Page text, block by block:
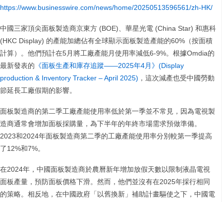
https://www.businesswire.com/news/home/20250513596561/zh-HK/
中國三家頂尖面板製造商京東方 (BOE)、華星光電 (China Star) 和惠科
(HKC Display) 的產能加總佔有全球顯示面板製造產能的60%（按面積
計算）。他們預計在5月將工廠產能月使用率減低6-9%。根據Omdia的
最新發表的 《面板生產和庫存追蹤——2025年4月》(Display
production & Inventory Tracker – April 2025) ，這次減產也受中國勞動
節延長工廠假期的影響。
面板製造商的第二季工廠產能使用率低於第一季並不常見，因為電視製
造商通常會增加面板採購量，為下半年的年終市場需求預做準備。
2023和2024年面板製造商第二季的工廠產能使用率分別較第一季提高
了12%和7%。
在2024年，中國面板製造商於農曆新年增加放假天數以限制液晶電視
面板產量，預防面板價格下滑。然而，他們並沒有在2025年採行相同
的策略。相反地，在中國政府「以舊換新」補助計畫驅使之下，中國電